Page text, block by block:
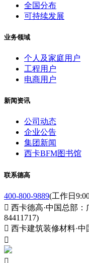
全国分布
可持续发展
业务领域
个人及家庭用户
工程用户
电商用户
新闻资讯
公司动态
企业公告
集团新闻
西卡BFM图书馆
联系德高
400-800-9889(工作日
 西卡德高·中国总部
84411717)
 西卡建筑装修材料·

